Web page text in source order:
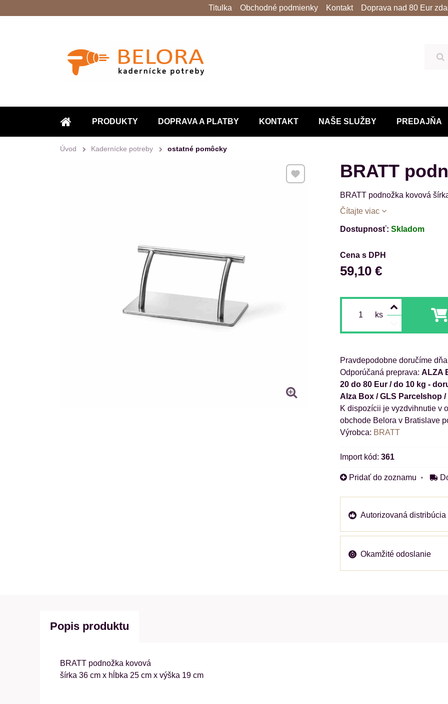
ÚVOD
PRODUKTY DOPRAVA A PLATBY KONTAKT NAŠE SLUŽBY PREDAJŇA
Titulka Obchodné podmienky Kontakt Doprava nad 80 Eur
Úvod Kadernícke potreby ostatné pomôcky
BRATT
BRATT podnožka kovová
Čítajte viac
Pridať k Obľúbeným
Dostupnosť: Skladom
Cena s DPH
59,10 €
ks
Pravdepodobne doručíme
ALZA
20 do 80 Eur / do 10 kg -
Alza Box / GLS Parcelshop
obchode Belora v Bratislave
Výrobca: BRATT
Import kód: 361
Pridať do zoznamu
Autorizovaná distribúcia
Okamžité odoslanie
Popis produktu
BRATT podnožka kovová
šírka 36 cm x hĺbka 25 cm x výška 19 cm